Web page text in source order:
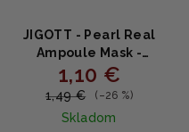
JIGOTT - Pearl Real
Ampoule Mask -
Rozjasňujúca plátenná
maska s perlovým
extraktom 27ml
1,10 €
1,49 € (–26 %)
Skladom